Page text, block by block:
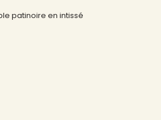
patinoire en intissé